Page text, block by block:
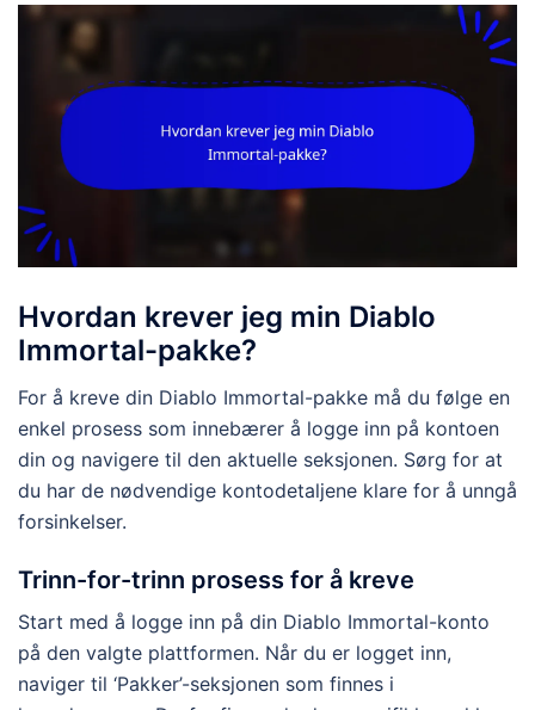
Hvordan krever jeg min Diablo
Immortal-pakke?
For å kreve din Diablo Immortal-pakke må du følge en
enkel prosess som innebærer å logge inn på kontoen
din og navigere til den aktuelle seksjonen. Sørg for at
du har de nødvendige kontodetaljene klare for å unngå
forsinkelser.
Trinn-for-trinn prosess for å kreve
Start med å logge inn på din Diablo Immortal-konto
på den valgte plattformen. Når du er logget inn,
naviger til ‘Pakker’-seksjonen som finnes i